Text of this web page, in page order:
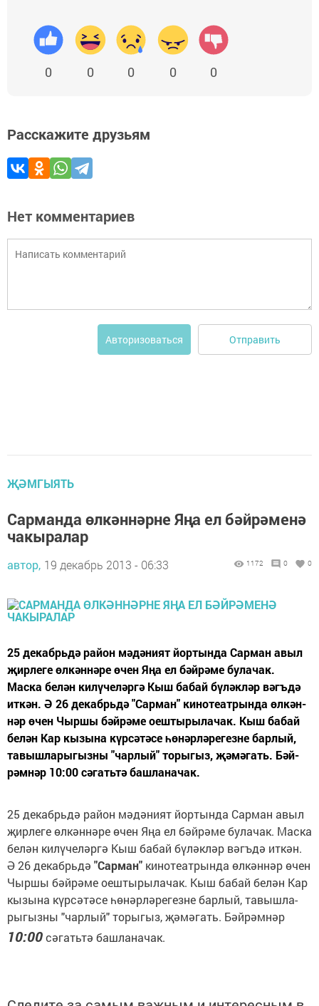
0 0 0 0 0
Расскажите друзьям
Нет комментариев
Авторизоваться Отправить
ҖӘМГЫЯТЬ
Сарманда өлкәннәрне Яңа ел бәйрәменә
чакыралар
автор, 19 декабрь 2013 - 06:33 1172 0 0
25 де­кабрь­дә район мәдәният йортында Сарман авыл
җирлеге өлкәннәре өчен Яңа ел бәйрәме булачак.
Маска белән килүчеләргә Кыш бабай бүләкләр вәгъдә
иткән. Ә 26 де­кабрь­дә "Сар­ман" ки­но­те­ат­рын­да өл­кән­
нәр өчен Чыршы бәй­рә­ме оеш­ты­ры­ла­чак. Кыш ба­бай
бе­лән Кар кы­зы­на күр­сә­тә­се һө­нәр­лә­ре­гез­не бар­лый,
та­выш­ла­ры­гыз­ны "чар­лый" то­ры­гыз, җә­мә­гать. Бәй­
рәмнәр 10:00 сә­гать­тә баш­ла­на­чак.
25 де­кабрь­дә район мәдәният йортында Сарман авыл
җирлеге өлкәннәре өчен Яңа ел бәйрәме булачак. Маска
белән килүчеләргә Кыш бабай бүләкләр вәгъдә иткән.
Ә 26 де­кабрь­дә "Сар­ман" ки­но­те­ат­рын­да өл­кән­нәр өчен
Чыршы бәй­рә­ме оеш­ты­ры­ла­чак. Кыш ба­бай бе­лән Кар
кы­зы­на күр­сә­тә­се һө­нәр­лә­ре­гез­не бар­лый, та­выш­ла­
ры­гыз­ны "чар­лый" то­ры­гыз, җә­мә­гать. Бәй­рәмнәр
10:00сә­гать­тә баш­ла­на­чак.